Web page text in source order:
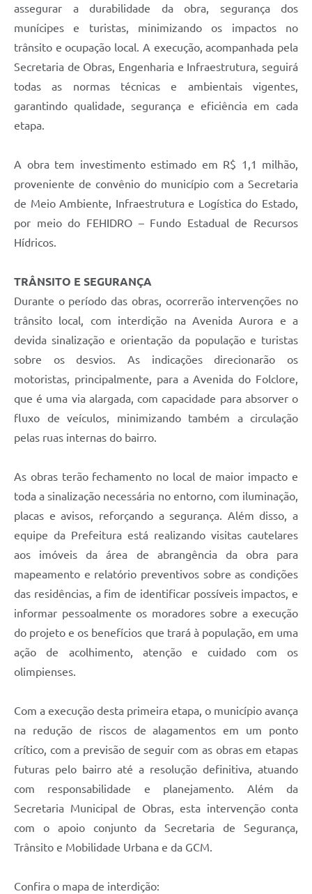
assegurar a durabilidade da obra, segurança dos
munícipes e turistas, minimizando os impactos no
trânsito e ocupação local. A execução, acompanhada pela
Secretaria de Obras, Engenharia e Infraestrutura, seguirá
todas as normas técnicas e ambientais vigentes,
garantindo qualidade, segurança e eficiência em cada
etapa.
A obra tem investimento estimado em R$ 1,1 milhão,
proveniente de convênio do município com a Secretaria
de Meio Ambiente, Infraestrutura e Logística do Estado,
por meio do FEHIDRO – Fundo Estadual de Recursos
Hídricos.
TRÂNSITO E SEGURANÇA
Durante o período das obras, ocorrerão intervenções no
trânsito local, com interdição na Avenida Aurora e a
devida sinalização e orientação da população e turistas
sobre os desvios. As indicações direcionarão os
motoristas, principalmente, para a Avenida do Folclore,
que é uma via alargada, com capacidade para absorver o
fluxo de veículos, minimizando também a circulação
pelas ruas internas do bairro.
As obras terão fechamento no local de maior impacto e
toda a sinalização necessária no entorno, com iluminação,
placas e avisos, reforçando a segurança. Além disso, a
equipe da Prefeitura está realizando visitas cautelares
aos imóveis da área de abrangência da obra para
mapeamento e relatório preventivos sobre as condições
das residências, a fim de identificar possíveis impactos, e
informar pessoalmente os moradores sobre a execução
do projeto e os benefícios que trará à população, em uma
ação de acolhimento, atenção e cuidado com os
olimpienses.
Com a execução desta primeira etapa, o município avança
na redução de riscos de alagamentos em um ponto
crítico, com a previsão de seguir com as obras em etapas
futuras pelo bairro até a resolução definitiva, atuando
com responsabilidade e planejamento. Além da
Secretaria Municipal de Obras, esta intervenção conta
com o apoio conjunto da Secretaria de Segurança,
Trânsito e Mobilidade Urbana e da GCM.
Confira o mapa de interdição: